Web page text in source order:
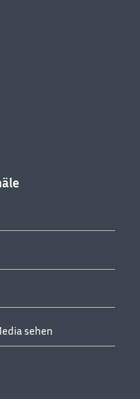
sehen